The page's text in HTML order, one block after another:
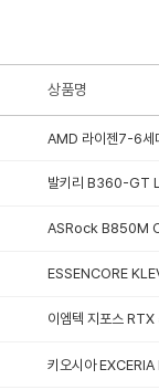
상품명
AMD 라이젠7-6세
발키리 B360-GT
ASRock B850M
ESSENCORE
이엠텍 지포스
키오시아